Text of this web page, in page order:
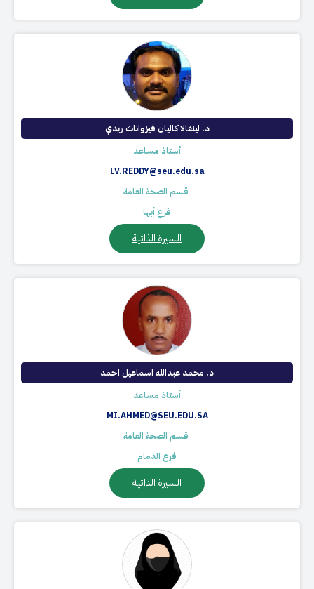
د. لينغالا كاليان فيزواناث ريدي
أستاذ مساعد
LV.REDDY@seu.edu.sa
​ قسم الصحة العامة
فرع أبها
السيرة الذاتية
د. محمد عبدالله اسماعيل احمد
أستاذ مساعد
MI.AHMED@SEU.EDU.SA
​ قسم الصحة العامة
فرع الدمام
السيرة الذاتية